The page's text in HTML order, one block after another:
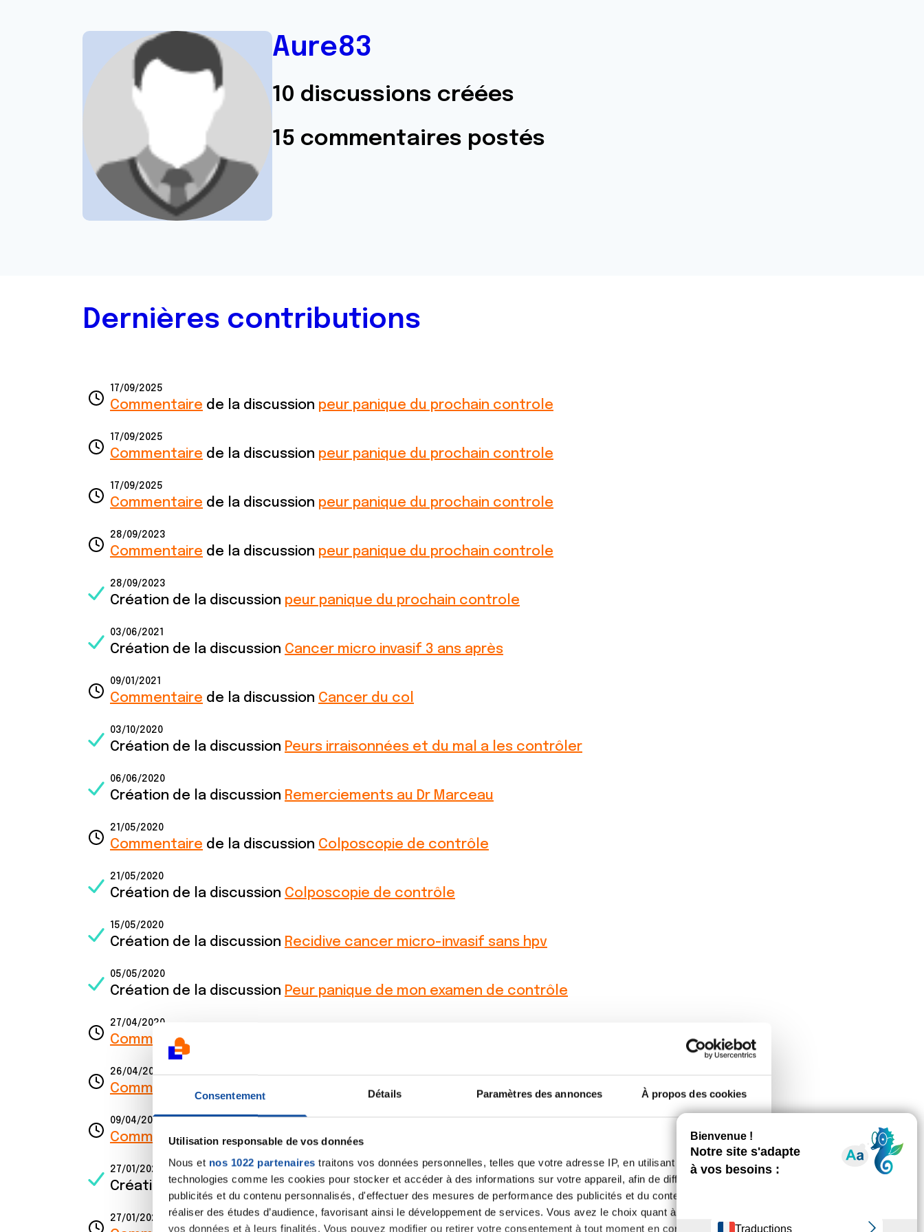
Consentement Détails Paramètres des annonces À propos des cookies
Utilisation responsable de vos données
Nous et nos 1022 partenaires traitons vos données personnelles, telles que votre adresse IP, en utilisant des
technologies comme les cookies pour stocker et accéder à des informations sur votre appareil, afin de diffuser des
publicités et du contenu personnalisés, d'effectuer des mesures de performance des publicités et du contenu, ainsi que de
réaliser des études d’audience, favorisant ainsi le développement de services. Vous avez le choix quant à l'utilisation de
vos données et à leurs finalités. Vous pouvez modifier ou retirer votre consentement à tout moment en consultant la
Aure83
10 discussions créées
15 commentaires postés
Dernières contributions
17/09/2025
Commentaire de la discussion peur panique du prochain controle
17/09/2025
Commentaire de la discussion peur panique du prochain controle
17/09/2025
Commentaire de la discussion peur panique du prochain controle
28/09/2023
Commentaire de la discussion peur panique du prochain controle
28/09/2023
Création de la discussion peur panique du prochain controle
03/06/2021
Création de la discussion Cancer micro invasif 3 ans après
09/01/2021
Commentaire de la discussion Cancer du col
03/10/2020
Création de la discussion Peurs irraisonnées et du mal a les contrôler
06/06/2020
Création de la discussion Remerciements au Dr Marceau
21/05/2020
Commentaire de la discussion Colposcopie de contrôle
21/05/2020
Création de la discussion Colposcopie de contrôle
15/05/2020
Création de la discussion Recidive cancer micro-invasif sans hpv
05/05/2020
Création de la discussion Peur panique de mon examen de contrôle
27/04/2020
Commentaire
26/04/2020
Commentaire Col uterin
09/04/2020
Commentairede la discussionEnceinte et cancer col de l’utérus
27/01/2020
Création de la discussion Frottis ascus
27/01/2020